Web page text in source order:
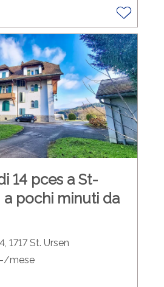
14 pces a St-
a pochi minuti da
1717 St. Ursen
mese